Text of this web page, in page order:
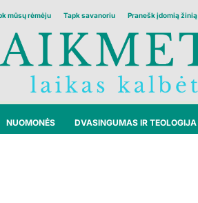
mūsų rėmėju Tapk savanoriu Pranešk įdomią žinią
NUOMONĖS DVASINGUMAS IR TEOLOGIJA